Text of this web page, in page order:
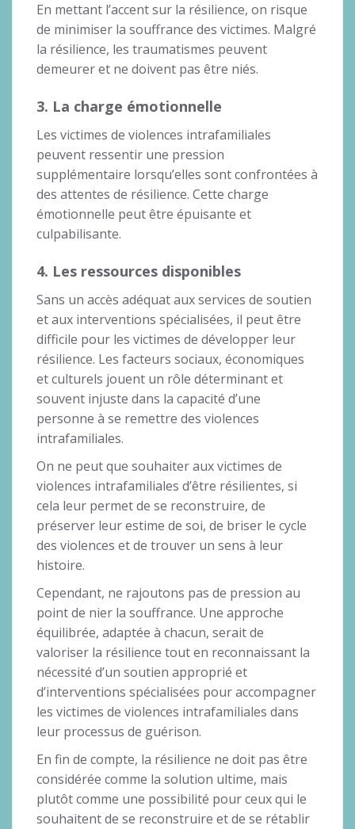
En mettant l’accent sur la résilience, on risque
de minimiser la souffrance des victimes. Malgré
la résilience, les traumatismes peuvent
demeurer et ne doivent pas être niés.
3. La charge émotionnelle
Les victimes de violences intrafamiliales
peuvent ressentir une pression
supplémentaire lorsqu’elles sont confrontées à
des attentes de résilience. Cette charge
émotionnelle peut être épuisante et
culpabilisante.
4. Les ressources disponibles
Sans un accès adéquat aux services de soutien
et aux interventions spécialisées, il peut être
difficile pour les victimes de développer leur
résilience. Les facteurs sociaux, économiques
et culturels jouent un rôle déterminant et
souvent injuste dans la capacité d’une
personne à se remettre des violences
intrafamiliales.
On ne peut que souhaiter aux victimes de
violences intrafamiliales d’être résilientes, si
cela leur permet de se reconstruire, de
préserver leur estime de soi, de briser le cycle
des violences et de trouver un sens à leur
histoire.
Cependant, ne rajoutons pas de pression au
point de nier la souffrance. Une approche
équilibrée, adaptée à chacun, serait de
valoriser la résilience tout en reconnaissant la
nécessité d’un soutien approprié et
d’interventions spécialisées pour accompagner
les victimes de violences intrafamiliales dans
leur processus de guérison.
En fin de compte, la résilience ne doit pas être
considérée comme la solution ultime, mais
plutôt comme une possibilité pour ceux qui le
souhaitent de se reconstruire et de se rétablir